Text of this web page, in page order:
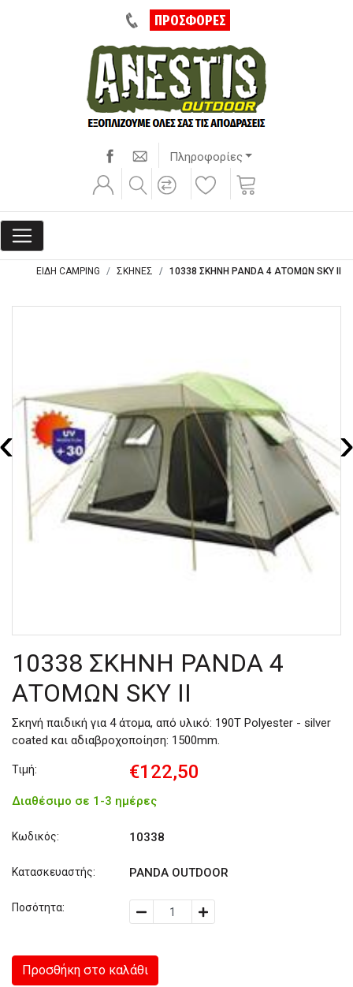
ΠΡΟΣΦΟΡΕΣ
Πληροφορίες
ΕΙΔΗ CAMPING ΣΚΗΝΕΣ 10338 ΣΚΗΝΗ PANDA 4 ΑΤΟΜΩΝ SKY II
10338 ΣΚΗΝΗ PANDA 4
ΑΤΟΜΩΝ SKY II
Σκηνή παιδική για 4 άτομα, από υλικό: 190T Polyester - silver
coated και αδιαβροχοποίηση: 1500mm.
Τιμή: €122,50
Διαθέσιμο σε 1-3 ημέρες
Κωδικός: 10338
Κατασκευαστής: PANDA OUTDOOR
Ποσότητα:
Προσθήκη στο καλάθι